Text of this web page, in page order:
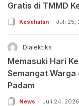
Gratis di TMMD
Kesehatan Juli 25,
Dialektika
Memasuki Hari
Semangat Warga
Padam
News Juli 24,